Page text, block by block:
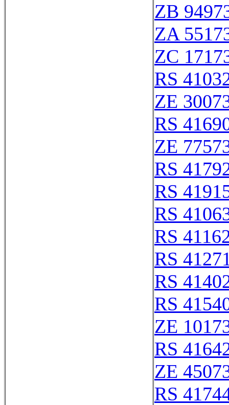
ZB
ZA
ZC
RS
ZE
RS
ZE
RS
RS
RS
RS
RS
RS
RS
ZE
RS
ZE
RS